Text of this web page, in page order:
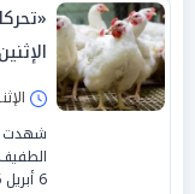
الإثنين 6 أبريل 2026
الإثنين 06/
شهدت
6 أبريل 2026.